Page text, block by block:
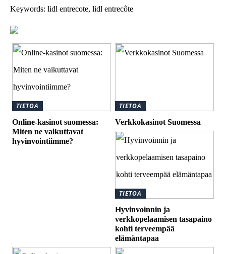
Keywords: lidl entrecote, lidl entrecôte
TIETOA
Online-kasinot suomessa:
Miten ne vaikuttavat
hyvinvointiimme?
TIETOA
Verkkokasinot Suomessa
TIETOA
Hyvinvoinnin ja
verkkopelaamisen tasapaino
kohti terveempää
elämäntapaa